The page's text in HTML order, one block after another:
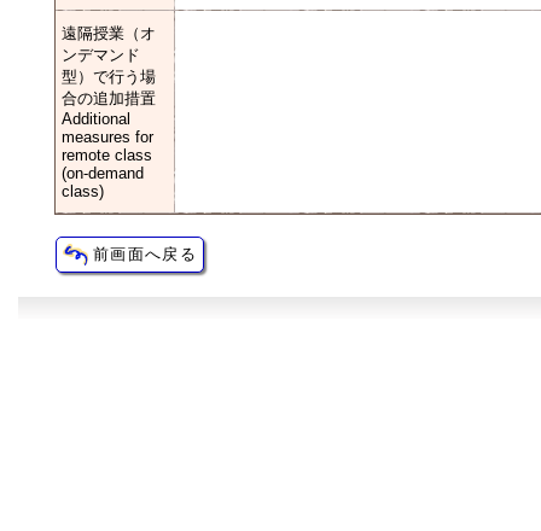
遠隔授業（オ
ンデマンド
型）で行う場
合の追加措置
Additional
measures for
remote class
(on-demand
class)